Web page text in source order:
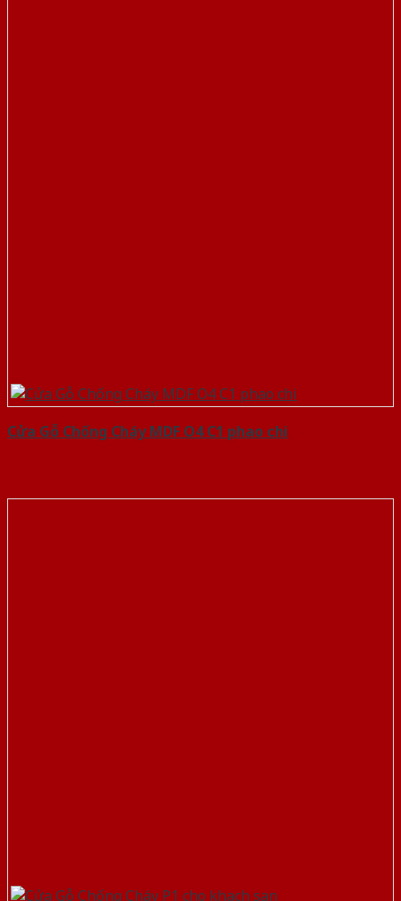
Cửa Gỗ Chống Cháy MDF O4 C1 phao chi